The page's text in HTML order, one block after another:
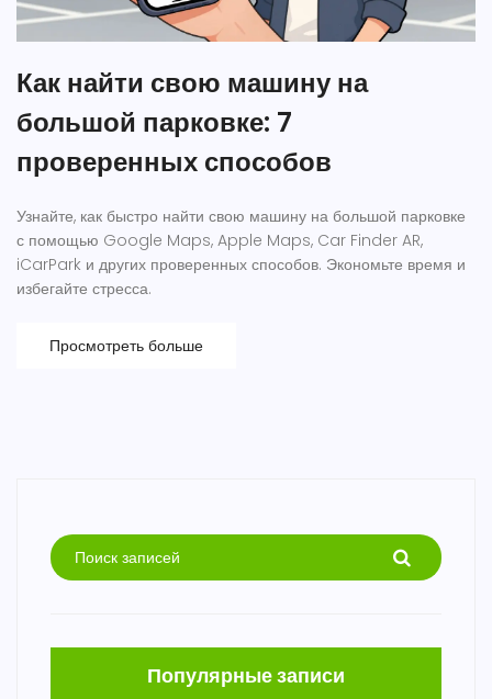
Как найти свою машину на
большой парковке: 7
проверенных способов
Узнайте, как быстро найти свою машину на большой парковке
с помощью Google Maps, Apple Maps, Car Finder AR,
iCarPark и других проверенных способов. Экономьте время и
избегайте стресса.
Просмотреть больше
Популярные записи